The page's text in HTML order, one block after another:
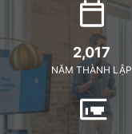
2,017
NĂM THÀNH LẬP